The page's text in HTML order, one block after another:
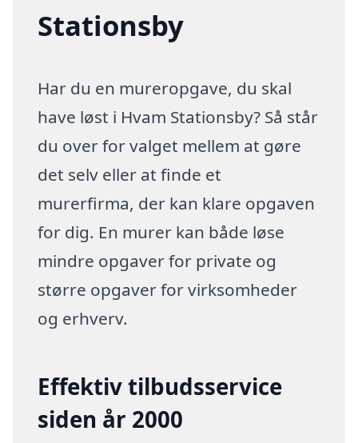
Stationsby
Har du en mureropgave, du skal
have løst i Hvam Stationsby? Så står
du over for valget mellem at gøre
det selv eller at finde et
murerfirma, der kan klare opgaven
for dig. En murer kan både løse
mindre opgaver for private og
større opgaver for virksomheder
og erhverv.
Effektiv tilbudsservice
siden år 2000